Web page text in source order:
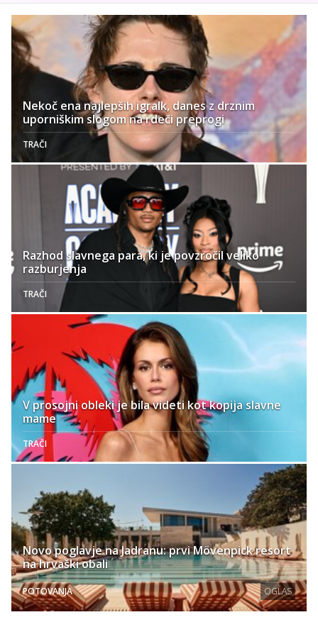
Nekoč ena najlepših igralk, danes z drznim
uporniškim slogom na rdeči preprogi
TRAČI
Razhod slavnega para, ki je povzročil veliko
razburjenja
TRAČI
V prosojni obleki je bila videti kot kopija slavne
mame
TRAČI
Novo poglavje na Jadranu: prvi Mövenpick resort
na hrvaški obali
POTOVANJA OGLAS